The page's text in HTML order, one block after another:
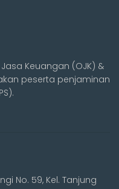
Keuangan (OJK) &
peserta penjaminan
No. 59, Kel. Tanjung